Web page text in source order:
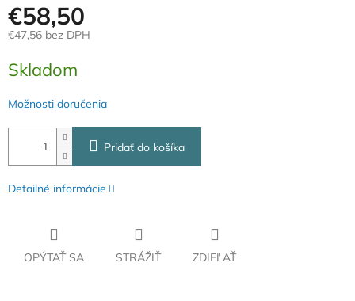
€58,50
€47,56 bez DPH
cena:
Skladom
Možnosti doručenia
Pridať do košíka
Detailné informácie
OPÝTAŤ SA STRÁŽIŤ ZDIEĽAŤ